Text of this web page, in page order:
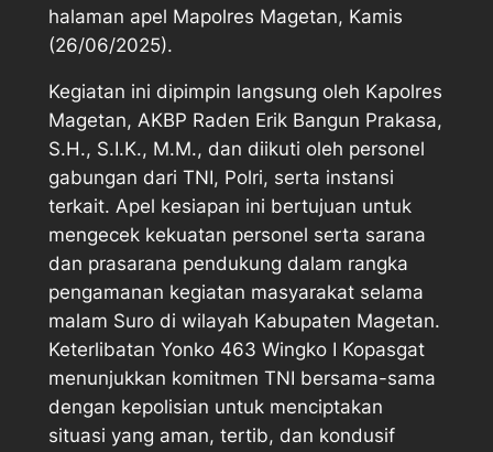
halaman apel Mapolres Magetan, Kamis
(26/06/2025).
Kegiatan ini dipimpin langsung oleh Kapolres
Magetan, AKBP Raden Erik Bangun Prakasa,
S.H., S.I.K., M.M., dan diikuti oleh personel
gabungan dari TNI, Polri, serta instansi
terkait. Apel kesiapan ini bertujuan untuk
mengecek kekuatan personel serta sarana
dan prasarana pendukung dalam rangka
pengamanan kegiatan masyarakat selama
malam Suro di wilayah Kabupaten Magetan.
Keterlibatan Yonko 463 Wingko I Kopasgat
menunjukkan komitmen TNI bersama-sama
dengan kepolisian untuk menciptakan
situasi yang aman, tertib, dan kondusif